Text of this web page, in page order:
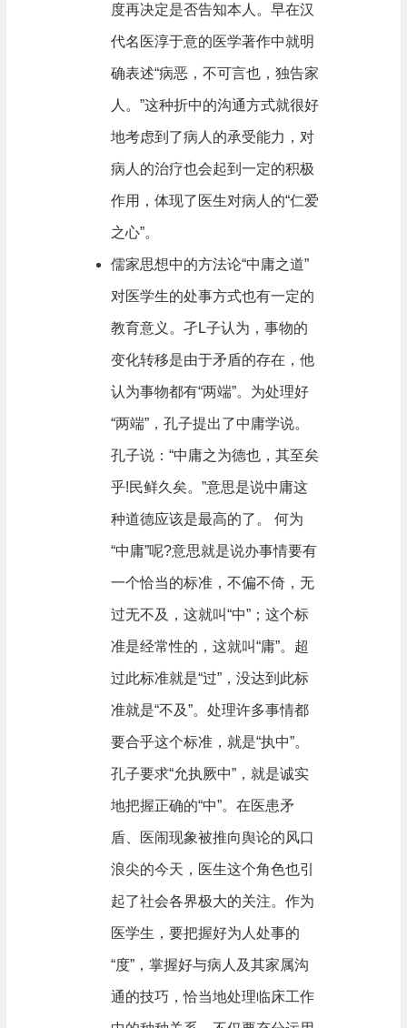
度再决定是否告知本人。早在汉
代名医淳于意的医学著作中就明
确表述“病恶，不可言也，独告家
人。”这种折中的沟通方式就很好
地考虑到了病人的承受能力，对
病人的治疗也会起到一定的积极
作用，体现了医生对病人的“仁爱
之心”。
儒家思想中的方法论“中庸之道”
对医学生的处事方式也有一定的
教育意义。孑L子认为，事物的
变化转移是由于矛盾的存在，他
认为事物都有“两端”。为处理好
“两端”，孔子提出了中庸学说。
孔子说：“中庸之为德也，其至矣
乎!民鲜久矣。”意思是说中庸这
种道德应该是最高的了。 何为
“中庸”呢?意思就是说办事情要有
一个恰当的标准，不偏不倚，无
过无不及，这就叫“中”；这个标
准是经常性的，这就叫“庸”。超
过此标准就是“过”，没达到此标
准就是“不及”。处理许多事情都
要合乎这个标准，就是“执中”。
孔子要求“允执厥中”，就是诚实
地把握正确的“中”。在医患矛
盾、医闹现象被推向舆论的风口
浪尖的今天，医生这个角色也引
起了社会各界极大的关注。作为
医学生，要把握好为人处事的
“度”，掌握好与病人及其家属沟
通的技巧，恰当地处理临床工作